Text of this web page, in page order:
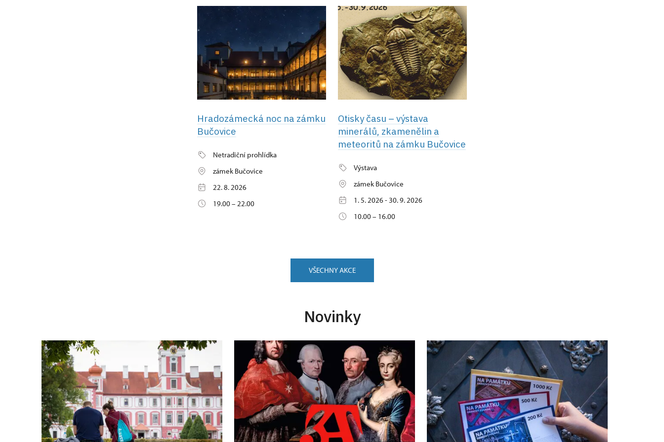
Hradozámecká noc na zámku
Bučovice
Netradiční prohlídka
zámek Bučovice
22. 8. 2026
19.00 – 22.00
Otisky času – výstava
minerálů, zkamenělin a
meteoritů na zámku Bučovice
Výstava
zámek Bučovice
1. 5. 2026 - 30. 9. 2026
10.00 – 16.00
VŠECHNY AKCE
Novinky